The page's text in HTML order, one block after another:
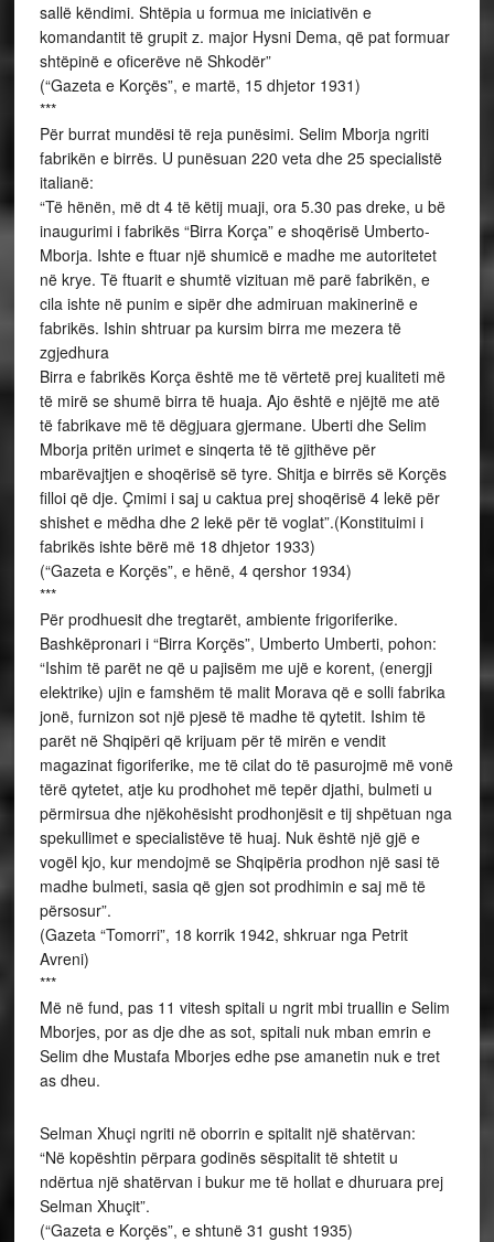
sallë këndimi. Shtëpia u formua me iniciativën e
komandantit të grupit z. major Hysni Dema, që pat formuar
shtëpinë e oficerëve në Shkodër”
(“Gazeta e Korçës”, e martë, 15 dhjetor 1931)
***
Për burrat mundësi të reja punësimi. Selim Mborja ngriti
fabrikën e birrës. U punësuan 220 veta dhe 25 specialistë
italianë:
“Të hënën, më dt 4 të këtij muaji, ora 5.30 pas dreke, u bë
inaugurimi i fabrikës “Birra Korça” e shoqërisë Umberto-
Mborja. Ishte e ftuar një shumicë e madhe me autoritetet
në krye. Të ftuarit e shumtë vizituan më parë fabrikën, e
cila ishte në punim e sipër dhe admiruan makinerinë e
fabrikës. Ishin shtruar pa kursim birra me mezera të
zgjedhura
Birra e fabrikës Korça është me të vërtetë prej kualiteti më
të mirë se shumë birra të huaja. Ajo është e njëjtë me atë
të fabrikave më të dëgjuara gjermane. Uberti dhe Selim
Mborja pritën urimet e sinqerta të të gjithëve për
mbarëvajtjen e shoqërisë së tyre. Shitja e birrës së Korçës
filloi që dje. Çmimi i saj u caktua prej shoqërisë 4 lekë për
shishet e mëdha dhe 2 lekë për të voglat”.(Konstituimi i
fabrikës ishte bërë më 18 dhjetor 1933)
(“Gazeta e Korçës”, e hënë, 4 qershor 1934)
***
Për prodhuesit dhe tregtarët, ambiente frigoriferike.
Bashkëpronari i “Birra Korçës”, Umberto Umberti, pohon:
“Ishim të parët ne që u pajisëm me ujë e korent, (energji
elektrike) ujin e famshëm të malit Morava që e solli fabrika
jonë, furnizon sot një pjesë të madhe të qytetit. Ishim të
parët në Shqipëri që krijuam për të mirën e vendit
magazinat figoriferike, me të cilat do të pasurojmë më vonë
tërë qytetet, atje ku prodhohet më tepër djathi, bulmeti u
përmirsua dhe njëkohësisht prodhonjësit e tij shpëtuan nga
spekullimet e specialistëve të huaj. Nuk është një gjë e
vogël kjo, kur mendojmë se Shqipëria prodhon një sasi të
madhe bulmeti, sasia që gjen sot prodhimin e saj më të
përsosur”.
(Gazeta “Tomorri”, 18 korrik 1942, shkruar nga Petrit
Avreni)
***
Më në fund, pas 11 vitesh spitali u ngrit mbi truallin e Selim
Mborjes, por as dje dhe as sot, spitali nuk mban emrin e
Selim dhe Mustafa Mborjes edhe pse amanetin nuk e tret
as dheu.
Selman Xhuçi ngriti në oborrin e spitalit një shatërvan:
“Në kopështin përpara godinës sëspitalit të shtetit u
ndërtua një shatërvan i bukur me të hollat e dhuruara prej
Selman Xhuçit”.
(“Gazeta e Korçës”, e shtunë 31 gusht 1935)